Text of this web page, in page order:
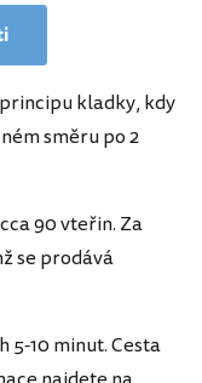
kladky, kdy
směru po 2
90 vteřin. Za
se prodává
5-10 minut. Cesta